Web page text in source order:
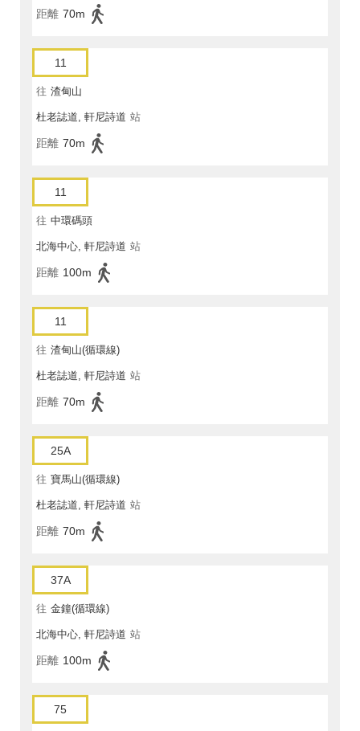
距離 70m
11
往 渣甸山
杜老誌道, 軒尼詩道 站
距離 70m
11
往 中環碼頭
北海中心, 軒尼詩道 站
距離 100m
11
往 渣甸山(循環線)
杜老誌道, 軒尼詩道 站
距離 70m
25A
往 寶馬山(循環線)
杜老誌道, 軒尼詩道 站
距離 70m
37A
往 金鐘(循環線)
北海中心, 軒尼詩道 站
距離 100m
75